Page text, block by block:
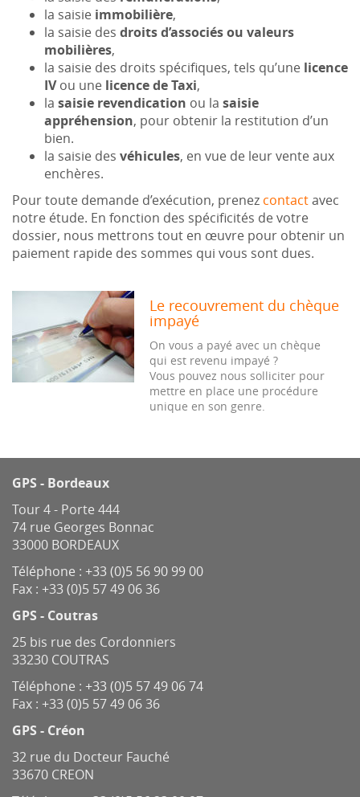
la saisie immobilière,
la saisie des droits d’associés ou valeurs
mobilières,
la saisie des droits spécifiques, tels qu’une licence
IVou une licence de Taxi,
la saisie revendication ou la saisie
appréhension, pour obtenir la restitution d’un
bien.
la saisie des véhicules, en vue de leur vente aux
enchères.
Pour toute demande d’exécution, prenez contactavec
notre étude. En fonction des spécificités de votre
dossier, nous mettrons tout en œuvre pour obtenir un
paiement rapide des sommes qui vous sont dues.
Le recouvrement du chèque
impayé
On vous a payé avec un chèque
qui est revenu impayé ?
Vous pouvez nous solliciter pour
mettre en place une procédure
unique en son genre.
GPS - Bordeaux
Tour 4 - Porte 444
74 rue Georges Bonnac
33000 BORDEAUX
Téléphone : +33 (0)5 56 90 99 00
Fax : +33 (0)5 57 49 06 36
GPS - Coutras
25 bis rue des Cordonniers
33230 COUTRAS
Téléphone : +33 (0)5 57 49 06 74
Fax : +33 (0)5 57 49 06 36
GPS - Créon
32 rue du Docteur Fauché
33670 CREON